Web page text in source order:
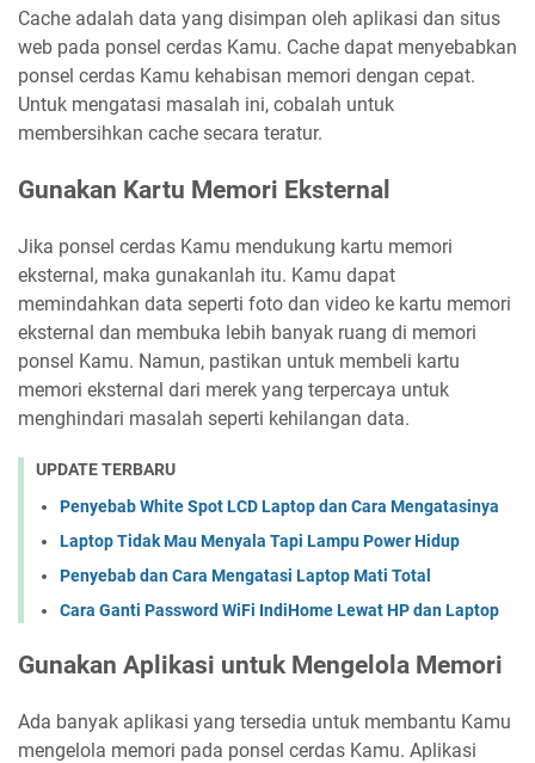
Cache adalah data yang disimpan oleh aplikasi dan situs
web pada ponsel cerdas Kamu. Cache dapat menyebabkan
ponsel cerdas Kamu kehabisan memori dengan cepat.
Untuk mengatasi masalah ini, cobalah untuk
membersihkan cache secara teratur.
Gunakan Kartu Memori Eksternal
Jika ponsel cerdas Kamu mendukung kartu memori
eksternal, maka gunakanlah itu. Kamu dapat
memindahkan data seperti foto dan video ke kartu memori
eksternal dan membuka lebih banyak ruang di memori
ponsel Kamu. Namun, pastikan untuk membeli kartu
memori eksternal dari merek yang terpercaya untuk
menghindari masalah seperti kehilangan data.
UPDATE TERBARU
Penyebab White Spot LCD Laptop dan Cara Mengatasinya
Laptop Tidak Mau Menyala Tapi Lampu Power Hidup
Penyebab dan Cara Mengatasi Laptop Mati Total
Cara Ganti Password WiFi IndiHome Lewat HP dan Laptop
Gunakan Aplikasi untuk Mengelola Memori
Ada banyak aplikasi yang tersedia untuk membantu Kamu
mengelola memori pada ponsel cerdas Kamu. Aplikasi